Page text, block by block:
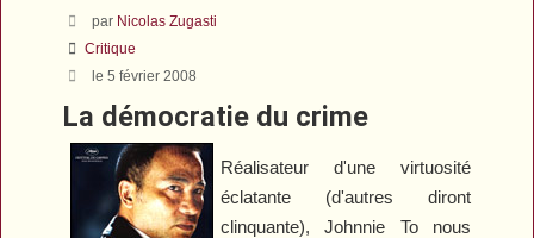
par Nicolas Zugasti
Critique
le 5 février 2008
La démocratie du crime
Réalisateur d'une virtuosité
éclatante (d'autres diront
clinquante), Johnnie To nous